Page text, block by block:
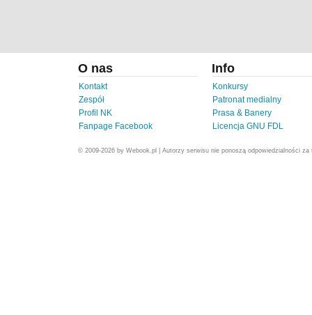
O nas
Kontakt
Zespół
Profil NK
Fanpage Facebook
Info
Konkursy
Patronat medialny
Prasa & Banery
Licencja GNU FDL
© 2009-2026 by Webook.pl | Autorzy serwisu nie ponoszą odpowiedzialności